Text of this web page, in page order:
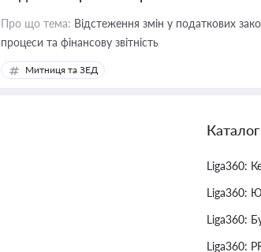
Про що тема: Відстеження змін у податкових
процеси та фінансову звітність
Митниця та ЗЕД
Liga360:
Liga360:
Liga360:
Liga360: